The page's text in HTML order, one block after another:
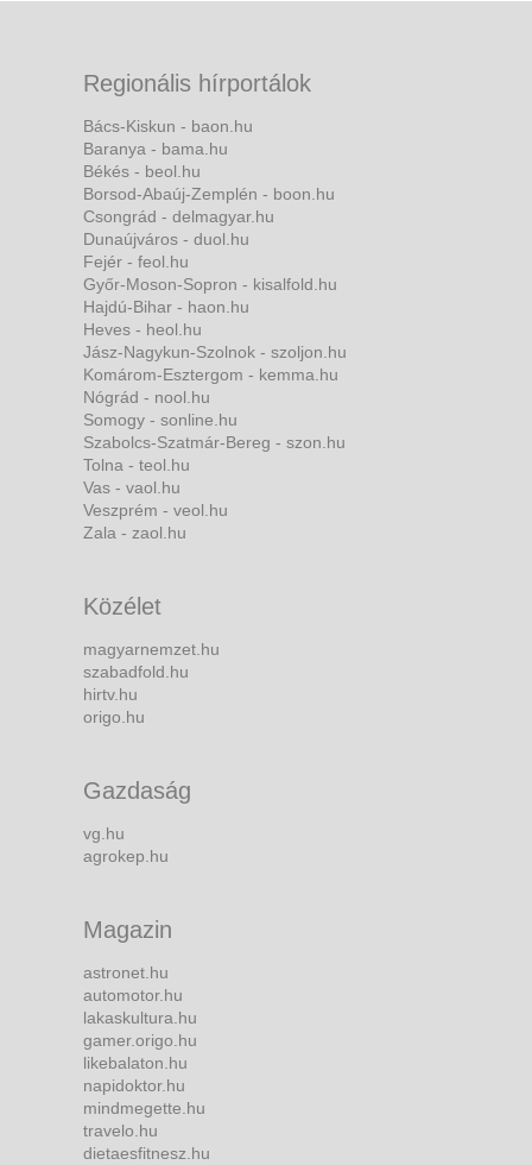
Regionális hírportálok
Bács-Kiskun - baon.hu
Baranya - bama.hu
Békés - beol.hu
Borsod-Abaúj-Zemplén - boon.hu
Csongrád - delmagyar.hu
Dunaújváros - duol.hu
Fejér - feol.hu
Győr-Moson-Sopron - kisalfold.hu
Hajdú-Bihar - haon.hu
Heves - heol.hu
Jász-Nagykun-Szolnok - szoljon.hu
Komárom-Esztergom - kemma.hu
Nógrád - nool.hu
Somogy - sonline.hu
Szabolcs-Szatmár-Bereg - szon.hu
Tolna - teol.hu
Vas - vaol.hu
Veszprém - veol.hu
Zala - zaol.hu
Közélet
magyarnemzet.hu
szabadfold.hu
hirtv.hu
origo.hu
Gazdaság
vg.hu
agrokep.hu
Magazin
astronet.hu
automotor.hu
lakaskultura.hu
gamer.origo.hu
likebalaton.hu
napidoktor.hu
mindmegette.hu
travelo.hu
dietaesfitnesz.hu